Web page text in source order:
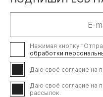
Нажимая кнопку
обработки
Даю своё согласие на
Даю своё согласие на
рассылок.